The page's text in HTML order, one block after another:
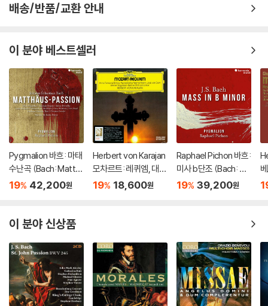
배송/반품/교환 안내
이 분야 베스트셀러
Pygmalion 바흐: 마태
수난곡 (Bach: Matth
aus-Passion BWV2
19% 42,200원
Herbert von Karajan
모차르트: 레퀴엠, 대관
식 미사 (Mozart: Req
19% 18,600원
Raphael Pichon 바흐:
미사 b단조 (Bach: Ma
ss in b minor, BWV 2
19% 39,200원
이 분야 신상품